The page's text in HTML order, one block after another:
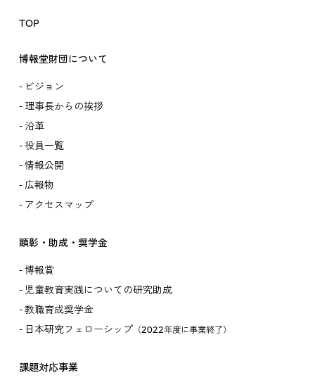
TOP
博報堂財団について
ビジョン
理事長からの挨拶
沿革
役員一覧
情報公開
広報物
アクセスマップ
顕彰・助成・奨学金
博報賞
児童教育実践についての研究助成
教職育成奨学金
日本研究フェローシップ（2022年度に事業終了）
課題対応事業